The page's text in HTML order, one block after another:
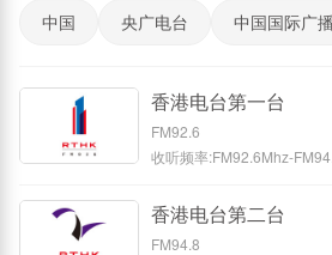
中国 央广电台 中国国际广播
香港电台第一台
FM92.6
收听频率:FM92.6Mhz-
香港电台第二台
FM94.8